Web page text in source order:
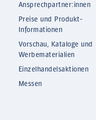
Ansprechpartner:innen
Preise und Produkt-
Informationen
Vorschau, Kataloge und
Werbematerialien
Einzelhandelsaktionen
Messen